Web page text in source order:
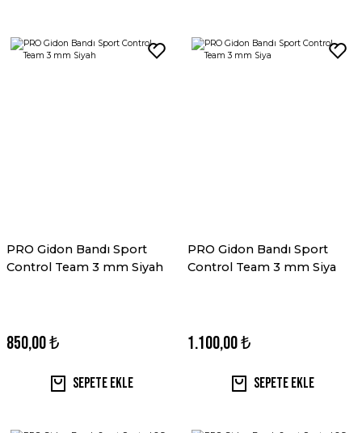
PRO Gidon Bandı Sport
Control Team 3 mm Siyah
850,00 ₺
Sepete Ekle
PRO Gidon Bandı Sport
Control Team 3 mm Siya
1.100,00 ₺
Sepete Ekle